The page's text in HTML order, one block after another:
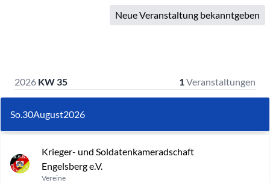
Neue Veranstaltung bekanntgeben
2026 KW 35 1Veranstaltungen
So.30August2026
Krieger- und Soldatenkameradschaft
Engelsberg e.V.
Vereine